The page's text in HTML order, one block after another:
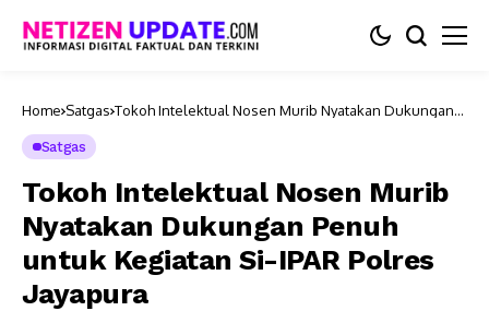
Home Satgas Tokoh Intelektual Nosen Murib Nyatakan Dukungan
Satgas
Tokoh Intelektual Nosen Murib
Nyatakan Dukungan Penuh
untuk Kegiatan Si-IPAR Polres
Jayapura